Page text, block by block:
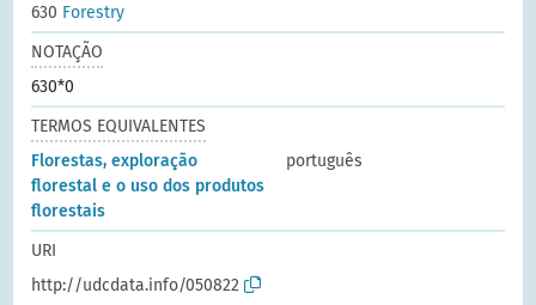
630 Forestry
NOTAÇÃO
630*0
TERMOS EQUIVALENTES
Florestas, exploração
florestal e o uso dos produtos
florestais
português
URI
http://udcdata.info/050822